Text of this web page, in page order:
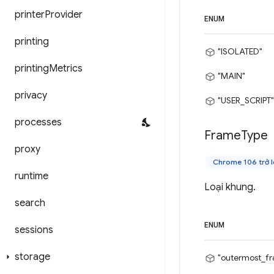
printerProvider
printing
printingMetrics
privacy
processes
proxy
runtime
search
sessions
storage
ENUM
"ISOLATED"
"MAIN"
"USER_SCRIPT"
FrameType
Chrome 106 trở
Loại khung.
ENUM